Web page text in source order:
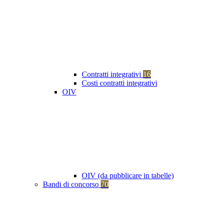
Contratti integrativi 16
Costi contratti integrativi
OIV
OIV (da pubblicare in tabelle)
Bandi di concorso 70